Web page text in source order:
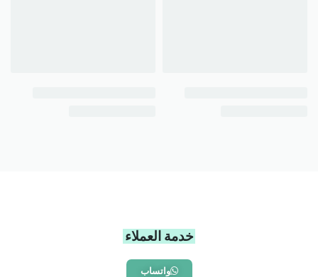
خدمة العملاء
واتساب